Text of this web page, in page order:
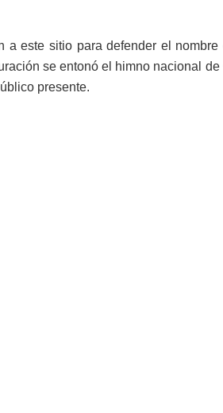
este sitio para defender el
se entonó el himno nacional
presente.